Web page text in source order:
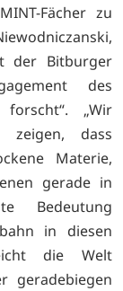
Fächer zu
der Bitburger
des
forscht“. „Wir
zeigen, dass
Materie,
gerade in
Bedeutung
in diesen
die Welt
geradebiegen